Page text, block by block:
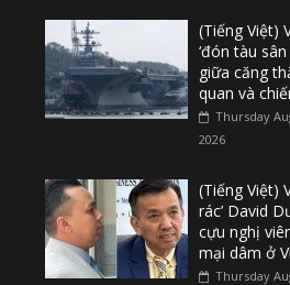
(Tiếng Việt)
‘đón tàu sân
giữa căng
quan và
Thursday
2026
(Tiếng Việt)
rác’ David
cựu nghị viên
mại dâm ở
Thursday